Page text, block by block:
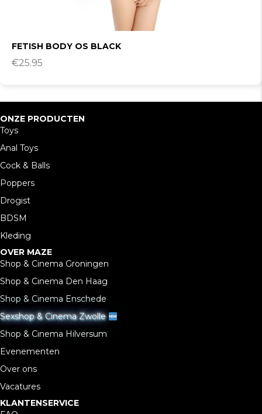
FETISH BODY OS BLACK
€25.95
ONZE PRODUCTEN
Toys
Anal Toys
Cock & Balls
Poppers
Drogist
BDSM
Kleding
OVER MAZE
Shop & Cinema Groningen
Shop & Cinema Den Haag
Shop & Cinema Enschede
Sexshop & Cinema Zwolle
Shop & Cinema Hilversum
Evenementen
Over ons
Vacatures
KLANTENSERVICE